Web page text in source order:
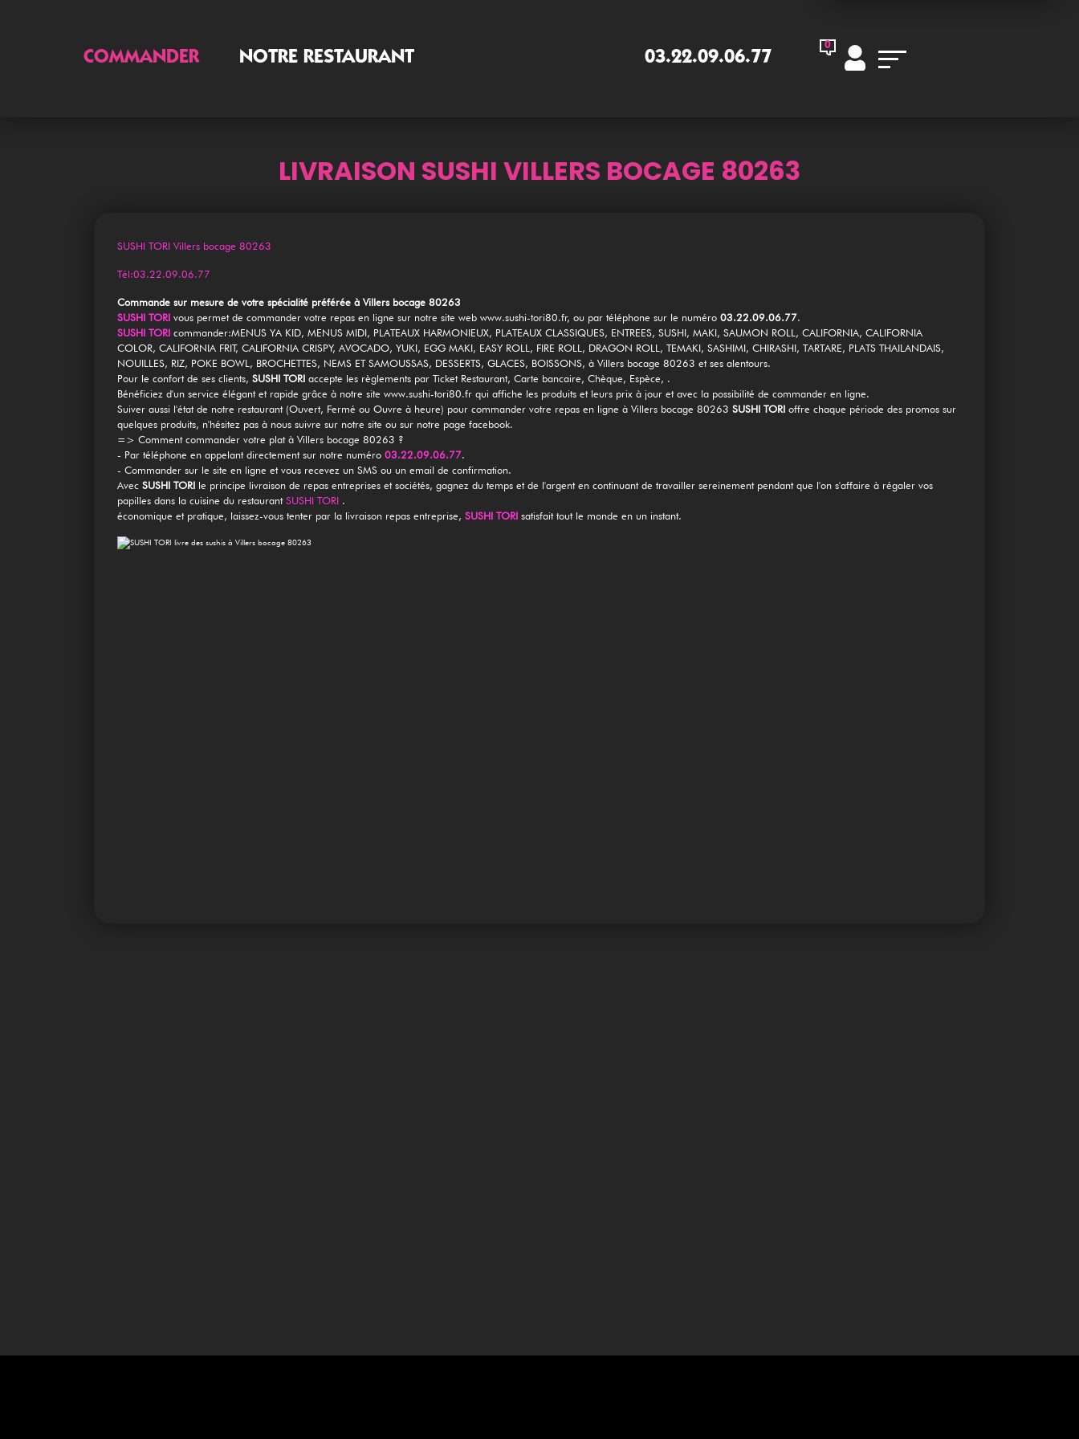
Mentions Légales
Programme De Fidélité
Mon Compte
Notre Restaurant
Zones de Livraison
COMMANDER NOTRE RESTAURANT 03.22.09.06.77
0
LIVRAISON SUSHI VILLERS BOCAGE 80263
SUSHI TORI Villers bocage 80263
Tél:03.22.09.06.77
Commande sur mesure de votre spécialité préférée à Villers bocage 80263
SUSHI TORI vous permet de commander votre repas en ligne sur notre site web www.sushi-tori80.fr, ou par téléphone sur le numéro 03.22.09.06.77.
SUSHI TORI commander:MENUS YA KID, MENUS MIDI, PLATEAUX HARMONIEUX, PLATEAUX CLASSIQUES, ENTREES, SUSHI, MAKI, SAUMON ROLL, CALIFORNIA, CALIFORNIA
COLOR, CALIFORNIA FRIT, CALIFORNIA CRISPY, AVOCADO, YUKI, EGG MAKI, EASY ROLL, FIRE ROLL, DRAGON ROLL, TEMAKI, SASHIMI, CHIRASHI, TARTARE, PLATS THAILANDAIS,
NOUILLES, RIZ, POKE BOWL, BROCHETTES, NEMS ET SAMOUSSAS, DESSERTS, GLACES, BOISSONS, à Villers bocage 80263 et ses alentours.
Pour le confort de ses clients, SUSHI TORI accepte les règlements par Ticket Restaurant, Carte bancaire, Chèque, Espèce, .
Bénéficiez d'un service élégant et rapide grâce à notre site www.sushi-tori80.fr qui affiche les produits et leurs prix à jour et avec la possibilité de commander en ligne.
Suiver aussi l'état de notre restaurant (Ouvert, Fermé ou Ouvre à heure) pour commander votre repas en ligne à Villers bocage 80263 SUSHI TORI offre chaque période des promos sur
quelques produits, n'hésitez pas à nous suivre sur notre site ou sur notre page facebook.
=> Comment commander votre plat à Villers bocage 80263 ?
- Par téléphone en appelant directement sur notre numéro 03.22.09.06.77.
- Commander sur le site en ligne et vous recevez un SMS ou un email de confirmation.
Avec SUSHI TORI le principe livraison de repas entreprises et sociétés, gagnez du temps et de l'argent en continuant de travailler sereinement pendant que l'on s'affaire à régaler vos
papilles dans la cuisine du restaurant SUSHI TORI .
économique et pratique, laissez-vous tenter par la livraison repas entreprise, SUSHI TORI satisfait tout le monde en un instant.